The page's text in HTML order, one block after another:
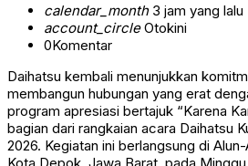
calendar_month3 jam yang lalu
account_circleOtokini
0Komentar
Daihatsu kembali menunjukkan
membangun hubungan yang erat
program apresiasi bertajuk “Karena
bagian dari rangkaian acara Daihatsu
2026. Kegiatan ini berlangsung di
Kota Depok, Jawa Barat, pada